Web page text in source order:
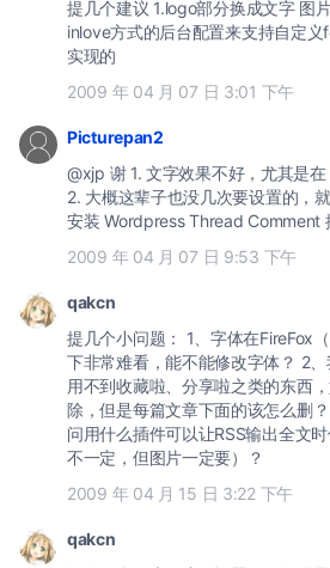
提几个建议 1.logo部分换成文字 图
inlove方式的后台配置来支持自定
实现的
2009 年 04 月 07 日 3:01 下午
Picturepan2
@xjp 谢 1. 文字效果不好，尤其是在
2. 大概这辈子也没几次要设置的，
安装 Wordpress Thread Comment
2009 年 04 月 07 日 9:53 下午
qakcn
提几个小问题： 1、字体在FireFox
下非常难看，能不能修改字体？ 2
用不到收藏啦、分享啦之类的东西
除，但是每篇文章下面的该怎么删
问用什么插件可以让RSS输出全文
不一定，但图片一定要）？
2009 年 04 月 15 日 3:22 下午
qakcn